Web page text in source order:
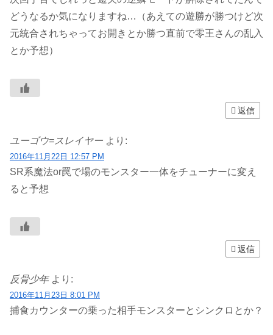
どうなるか気になりますね…（あえての遊勝が勝つけど次
元統合されちゃってお開きとか勝つ直前で零王さんの乱入
とか予想）
返信
ユーゴウ=スレイヤー より:
2016年11月22日 12:57 PM
SR系魔法or罠で場のモンスター一体をチューナーに変え
ると予想
返信
反骨少年 より:
2016年11月23日 8:01 PM
捕食カウンターの乗った相手モンスターとシンクロとか？